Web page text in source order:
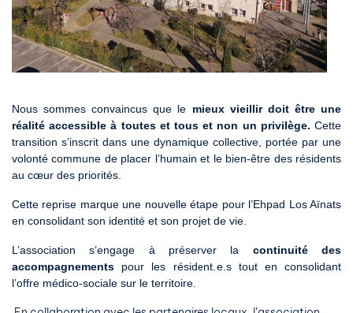
Nous sommes convaincus que le mieux vieillir doit être une
réalité accessible à toutes et tous et non un privilège. Cette
transition s’inscrit dans une dynamique collective, portée par une
volonté commune de placer l’humain et le bien-être des résidents
au cœur des priorités.
Cette reprise marque une nouvelle étape pour l’Ehpad Los Aïnats
en consolidant son identité et son projet de vie.
L’association s’engage à préserver la continuité des
accompagnements pour les résident.e.s tout en consolidant
l’offre médico-sociale sur le territoire.